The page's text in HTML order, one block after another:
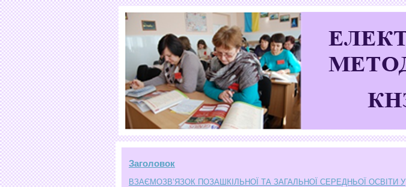
Заголовок
ВЗАЄМОЗВ’ЯЗОК ПОЗАШКІЛЬНОЇ ТА ЗАГАЛЬНОЇ СЕРЕДНЬОЇ ОСВІТИ У